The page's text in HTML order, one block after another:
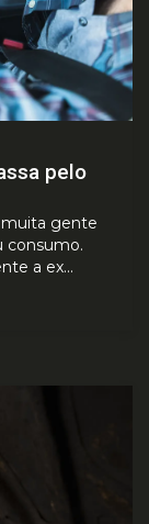
pelo
muita gente
consumo.
a ex...